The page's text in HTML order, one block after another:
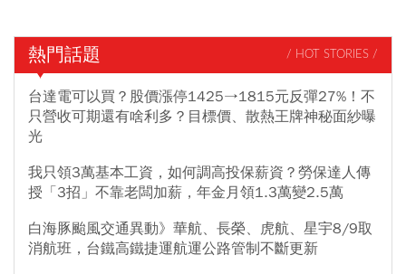
熱門話題 / HOT STORIES /
台達電可以買？股價漲停1425→1815元反彈27%！不
只營收可期還有啥利多？目標價、散熱王牌神秘面紗曝
光
我只領3萬基本工資，如何調高投保薪資？勞保達人傳
授「3招」不靠老闆加薪，年金月領1.3萬變2.5萬
白海豚颱風交通異動》華航、長榮、虎航、星宇8/9取
消航班，台鐵高鐵捷運航運公路管制不斷更新